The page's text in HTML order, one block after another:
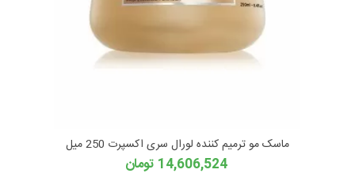
ماسک مو ترمیم کننده لورال سری اکسپرت 250 میل
14,606,524 تومان